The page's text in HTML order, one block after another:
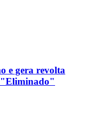
e gera revolta
"Eliminado"